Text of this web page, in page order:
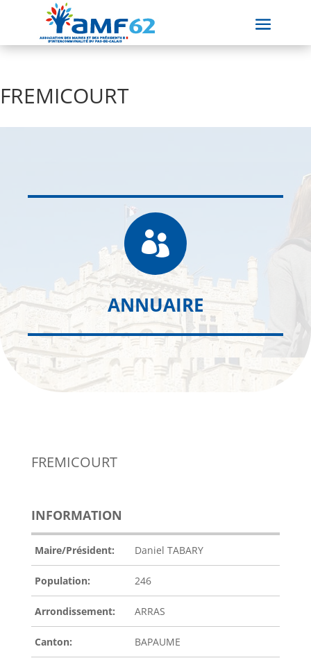
FREMICOURT

ANNUAIRE
FREMICOURT
INFORMATION
Maire/Président: Daniel TABARY
Population: 246
Arrondissement: ARRAS
Canton: BAPAUME